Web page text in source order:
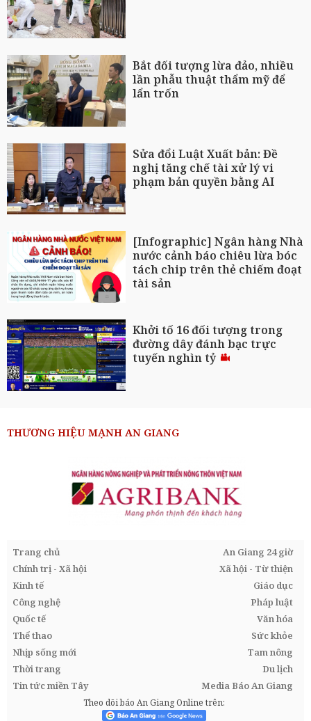
Bắt đối tượng lừa đảo, nhiều
lần phẫu thuật thẩm mỹ để
lẩn trốn
Sửa đổi Luật Xuất bản: Đề
nghị tăng chế tài xử lý vi
phạm bản quyền bằng AI
[Infographic] Ngân hàng Nhà
nước cảnh báo chiêu lừa bóc
tách chip trên thẻ chiếm đoạt
tài sản
Khởi tố 16 đối tượng trong
đường dây đánh bạc trực
tuyến nghìn tỷ
THƯƠNG HIỆU MẠNH AN GIANG
Trang chủ
An Giang 24 giờ
Chính trị - Xã hội
Xã hội - Từ thiện
Kinh tế
Giáo dục
Công nghệ
Pháp luật
Quốc tế
Văn hóa
Thể thao
Sức khỏe
Nhịp sống mới
Tam nông
Thời trang
Du lịch
Tin tức miền Tây
Media Báo An Giang
Theo dõi báo An Giang Online trên: